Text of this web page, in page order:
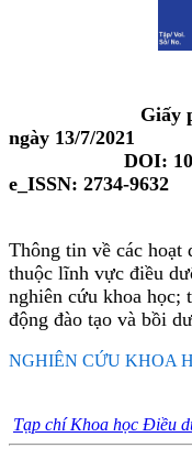
Giấy phép
ngày 13/7/2021
DOI:
e_ISSN: 2734-9632
Thông tin về các hoạt
thuộc lĩnh vực điều
nghiên cứu khoa học;
động đào tạo và bồi
NGHIÊN CỨU KHOA
Tạp chí Khoa học Điều